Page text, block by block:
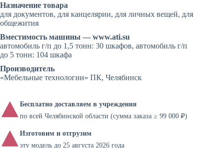
Назначение товара
для документов, для канцелярии, для личных вещей, для
общежития
Вместимость машины — www.ati.su
автомобиль г/п до 1,5 тонн: 30 шкафов, автомобиль г/п
до 5 тонн: 104 шкафа
Производитель
«Мебельные технологии» ПК, Челябинск
Бесплатно доставляем в учреждения
по всей Челябинской области (сумма заказа ≥ 99 000 ₽)
Изготовим и отгрузим
эту модель до 25 августа 2026 года